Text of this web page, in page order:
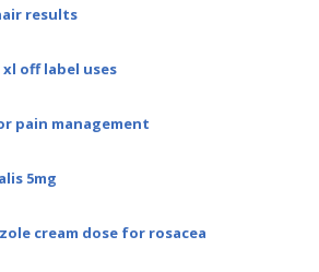
results
off label uses
pain management
5mg
cream dose for rosacea